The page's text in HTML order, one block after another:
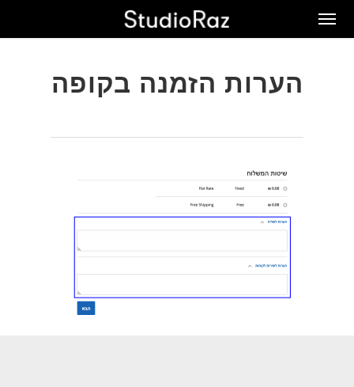
Skip
הערות הזמנה בקופה